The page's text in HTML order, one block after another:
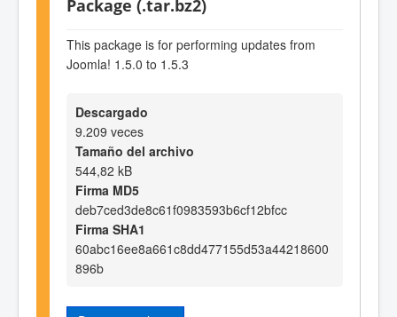
Package (.tar.bz2)
This package is for performing updates from
Joomla! 1.5.0 to 1.5.3
Descargado
9.209 veces
Tamaño del archivo
544,82 kB
Firma MD5
deb7ced3de8c61f0983593b6cf12bfcc
Firma SHA1
60abc16ee8a661c8dd477155d53a44218600
896b